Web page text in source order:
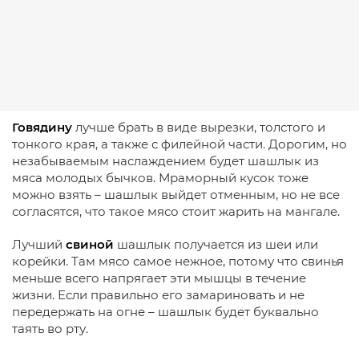
Говядину лучше брать в виде вырезки, толстого и
тонкого края, а также с филейной части. Дорогим, но
незабываемым наслаждением будет шашлык из
мяса молодых бычков. Мраморный кусок тоже
можно взять – шашлык выйдет отменным, но не все
согласятся, что такое мясо стоит жарить на мангале.
Лучший свиной шашлык получается из шеи или
корейки. Там мясо самое нежное, потому что свинья
меньше всего напрягает эти мышцы в течение
жизни. Если правильно его замариновать и не
передержать на огне – шашлык будет буквально
таять во рту.